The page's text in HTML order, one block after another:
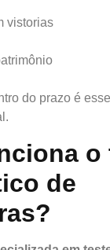
vistorias
do prazo é
o
de